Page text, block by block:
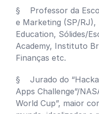
§ Professor da
e Marketing (SP/RJ),
Education, Sólides/
Academy, Instituto
Finanças etc.
§ Jurado do
Apps Challenge”/
World Cup”, maior